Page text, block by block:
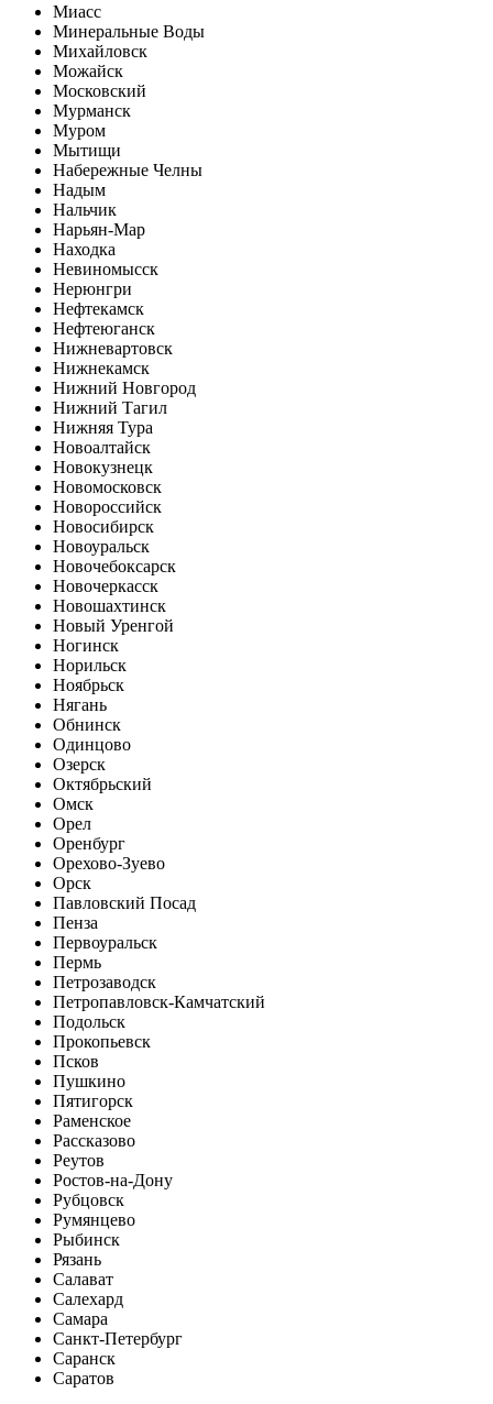
Миасс
Минеральные Воды
Михайловск
Можайск
Московский
Мурманск
Муром
Мытищи
Набережные Челны
Надым
Нальчик
Нарьян-Мар
Находка
Невиномысск
Нерюнгри
Нефтекамск
Нефтеюганск
Нижневартовск
Нижнекамск
Нижний Новгород
Нижний Тагил
Нижняя Тура
Новоалтайск
Новокузнецк
Новомосковск
Новороссийск
Новосибирск
Новоуральск
Новочебоксарск
Новочеркасск
Новошахтинск
Новый Уренгой
Ногинск
Норильск
Ноябрьск
Нягань
Обнинск
Одинцово
Озерск
Октябрьский
Омск
Орел
Оренбург
Орехово-Зуево
Орск
Павловский Посад
Пенза
Первоуральск
Пермь
Петрозаводск
Петропавловск-Камчатский
Подольск
Прокопьевск
Псков
Пушкино
Пятигорск
Раменское
Рассказово
Реутов
Ростов-на-Дону
Рубцовск
Румянцево
Рыбинск
Рязань
Салават
Салехард
Самара
Санкт-Петербург
Саранск
Саратов